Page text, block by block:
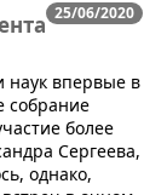
25/06/2020
наук впервые в
собрание
более
Сергеева,
однако,